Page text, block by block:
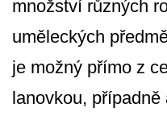
množství různých
uměleckých
je možný přímo z
lanovkou,